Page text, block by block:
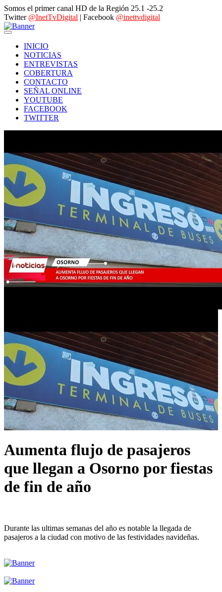
Somos el primer canal HD de la Región 25.1 -25.2
Twitter @InetTvDigital | Facebook @inettvdigital
INICIO
NOTICIAS
ENTREVISTAS
COBERTURA
CONTACTO
SEÑAL ONLINE
YOUTUBE
FACEBOOK
TWITTER
Aumenta flujo de pasajeros
que llegan a Osorno por fiestas
de fin de año
Durante las ultimas semanas del año es notable la llegada de
pasajeros a la ciudad con motivo de las festividades navideñas.